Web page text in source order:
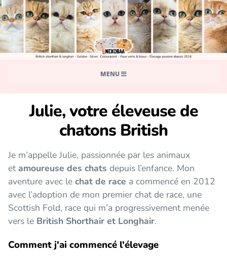
MENU
Julie, votre éleveuse de
chatons British
Je m’appelle Julie, passionnée par les animaux
etamoureuse des chats depuis l’enfance. Mon
aventure avec le chat de race a commencé en 2012
avec l’adoption de mon premier chat de race, une
Scottish Fold, race qui m’a progressivement menée
vers le British Shorthair et Longhair.
Comment j'ai commencé l'élevage